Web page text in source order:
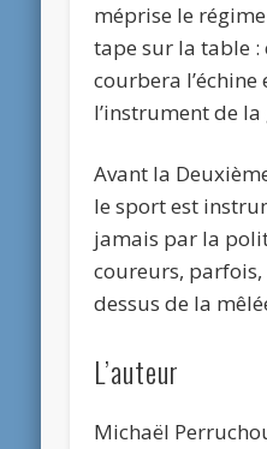
méprise le
tape sur la table :
courbera l’échine
l’instrument de
Avant la
le sport est
jamais par la
coureurs, parfois,
dessus de la
L’auteur
Michaël